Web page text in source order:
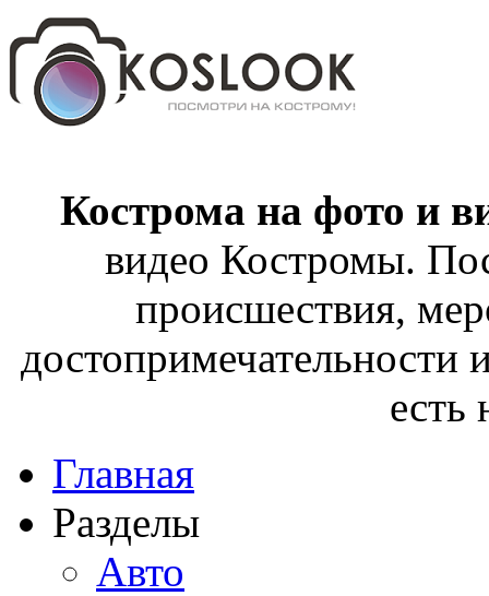
Кострома на фото и
видео Костромы.
происшествия,
достопримечательности
есть
Главная
Разделы
Авто